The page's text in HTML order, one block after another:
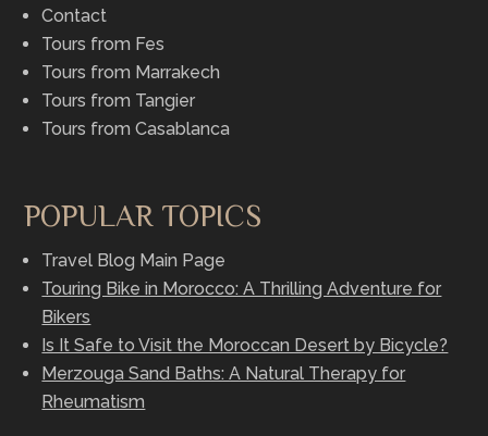
Contact
Tours from Fes
Tours from Marrakech
Tours from Tangier
Tours from Casablanca
POPULAR TOPICS
Travel Blog Main Page
Touring Bike in Morocco: A Thrilling Adventure for
Bikers
Is It Safe to Visit the Moroccan Desert by Bicycle?
Merzouga Sand Baths: A Natural Therapy for
Rheumatism